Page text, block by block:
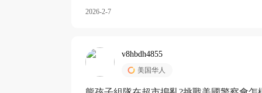
2026-2-7
v8hbdh4855
美国华人